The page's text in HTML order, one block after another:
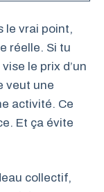
le vrai point,
réelle. Si tu
le prix d’un
veut une
activité. Ce
Et ça évite
collectif,